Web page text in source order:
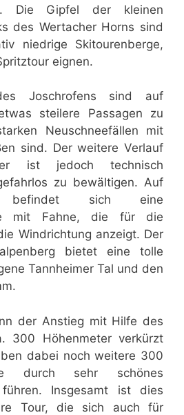
Die Gipfel der kleinen
des Wertacher Horns sind
niedrige Skitourenberge,
eignen.
Joschrofens sind auf
steilere Passagen zu
Neuschneefällen mit
sind. Der weitere Verlauf
ist jedoch technisch
zu bewältigen. Auf
sich eine
mit Fahne, die für die
Windrichtung anzeigt. Der
bietet eine tolle
Tannheimer Tal und den
der Anstieg mit Hilfe des
300 Höhenmeter verkürzt
dabei noch weitere 300
durch sehr schönes
führen. Insgesamt ist dies
Tour, die sich auch für